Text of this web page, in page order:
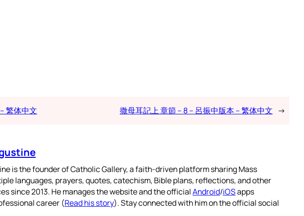
繁体中文 撒母耳記上 章節 – 8 – 呂振中版本 – 繁体中文 →
is the founder of Catholic Gallery, a faith-driven platform sharing Mass
languages, prayers, quotes, catechism, Bible plans, reflections, and other
since 2013. He manages the website and the officialAndroid/iOSapps
career (Read his story). Stay connected with him on the official social